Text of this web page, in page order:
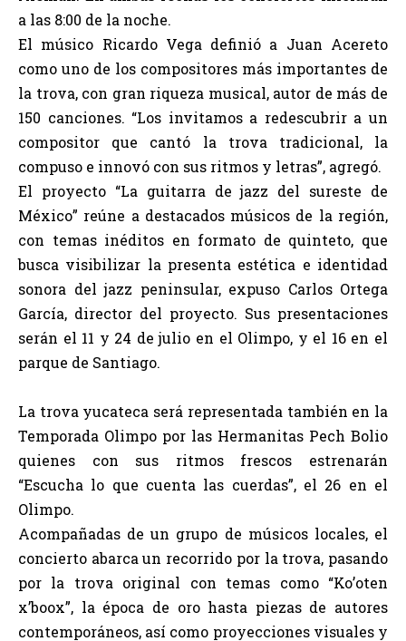
a las 8:00 de la noche.
El músico Ricardo Vega definió a Juan Acereto
como uno de los compositores más importantes de
la trova, con gran riqueza musical, autor de más de
150 canciones. “Los invitamos a redescubrir a un
compositor que cantó la trova tradicional, la
compuso e innovó con sus ritmos y letras”, agregó.
El proyecto “La guitarra de jazz del sureste de
México” reúne a destacados músicos de la región,
con temas inéditos en formato de quinteto, que
busca visibilizar la presenta estética e identidad
sonora del jazz peninsular, expuso Carlos Ortega
García, director del proyecto. Sus presentaciones
serán el 11 y 24 de julio en el Olimpo, y el 16 en el
parque de Santiago.
La trova yucateca será representada también en la
Temporada Olimpo por las Hermanitas Pech Bolio
quienes con sus ritmos frescos estrenarán
“Escucha lo que cuenta las cuerdas”, el 26 en el
Olimpo.
Acompañadas de un grupo de músicos locales, el
concierto abarca un recorrido por la trova, pasando
por la trova original con temas como “Ko’oten
x’boox”, la época de oro hasta piezas de autores
contemporáneos, así como proyecciones visuales y